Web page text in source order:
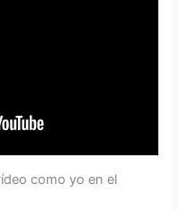
como yo en el